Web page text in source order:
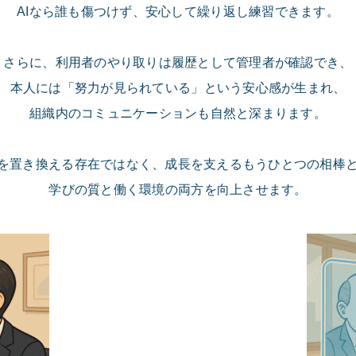
AIなら誰も傷つけず、安心して繰り返し練習できます。
さらに、利用者のやり取りは履歴として管理者が確認でき、
本人には「努力が見られている」という安心感が生まれ、
組織内のコミュニケーションも自然と深まります。
置き換える存在ではなく、成長を支えるもうひとつの相棒
学びの質と働く環境の両方を向上させます。